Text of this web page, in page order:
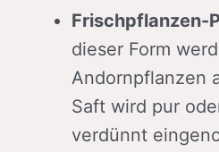
Frischpflanzen-
dieser Form
Andornpflanzen
Saft wird pur
verdünnt